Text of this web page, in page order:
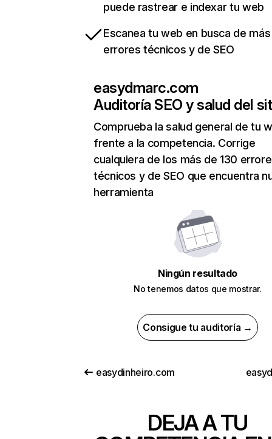
puede rastrear e indexar tu web
Escanea tu web en busca de
errores técnicos y de SEO
easydmarc.com
Auditoría SEO y salud del
Comprueba la salud general de tu
frente a la competencia. Corrige
cualquiera de los más de 130
técnicos y de SEO que encuentra
herramienta
Ningún resultado
No tenemos datos que mostrar.
Consigue tu auditoría →
easydinheiro.com
DEJA A TU